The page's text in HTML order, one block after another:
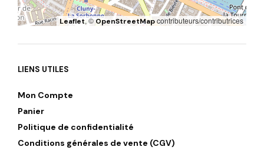
Leaflet, ©OpenStreetMapcontributeurs/contributrices
LIENS UTILES
Mon Compte
Panier
Politique de confidentialité
Conditions générales de vente (CGV)